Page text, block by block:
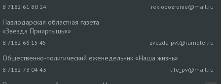
8 7182 61 80 14 rek-obozrenie@mail.ru
Павлодарская областная газета
«Звезда Прииртышья»
8 7182 66 15 45 zvezda-pvl@rambler.ru
Общественно-политический еженедельник «Наша жизнь»
8 7182 73 04 43 life_pv@mail.ru